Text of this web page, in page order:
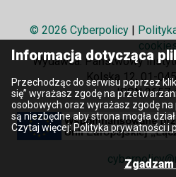
© 2026 Cyberpolicy |
Wydawca: Państwowy
Kolska 12, 01-
ISSN
Informacja dotycząca
Przechodząc do serwisu poprzez
się” wyrażasz zgodę na
osobowych oraz wyrażasz zgodę
są niezbędne aby strona mogła
Czytaj więcej: Polityka prywatności i